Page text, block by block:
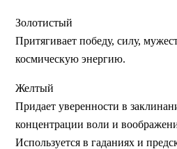
Золотистый
Притягивает победу, силу,
космическую энергию.
Желтый
Придает уверенности в
концентрации воли и
Используется в гаданиях и